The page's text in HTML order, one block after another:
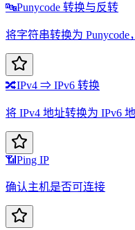
🔤Punycode 转换与反转
将字符串转换为 Punycode
🔀IPv4 ⇒ IPv6 转换
将 IPv4 地址转换为 IPv6
📶 Ping IP
确认主机是否可连接